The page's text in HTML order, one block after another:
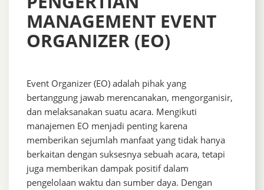
MANAGEMENT EVENT
ORGANIZER (EO)
Event Organizer (EO) adalah pihak yang
bertanggung jawab merencanakan, mengorganisir,
dan melaksanakan suatu acara. Mengikuti
manajemen EO menjadi penting karena
memberikan sejumlah manfaat yang tidak hanya
berkaitan dengan suksesnya sebuah acara, tetapi
juga memberikan dampak positif dalam
pengelolaan waktu dan sumber daya. Dengan